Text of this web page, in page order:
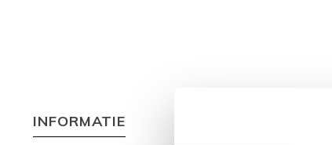
INFORMATIE